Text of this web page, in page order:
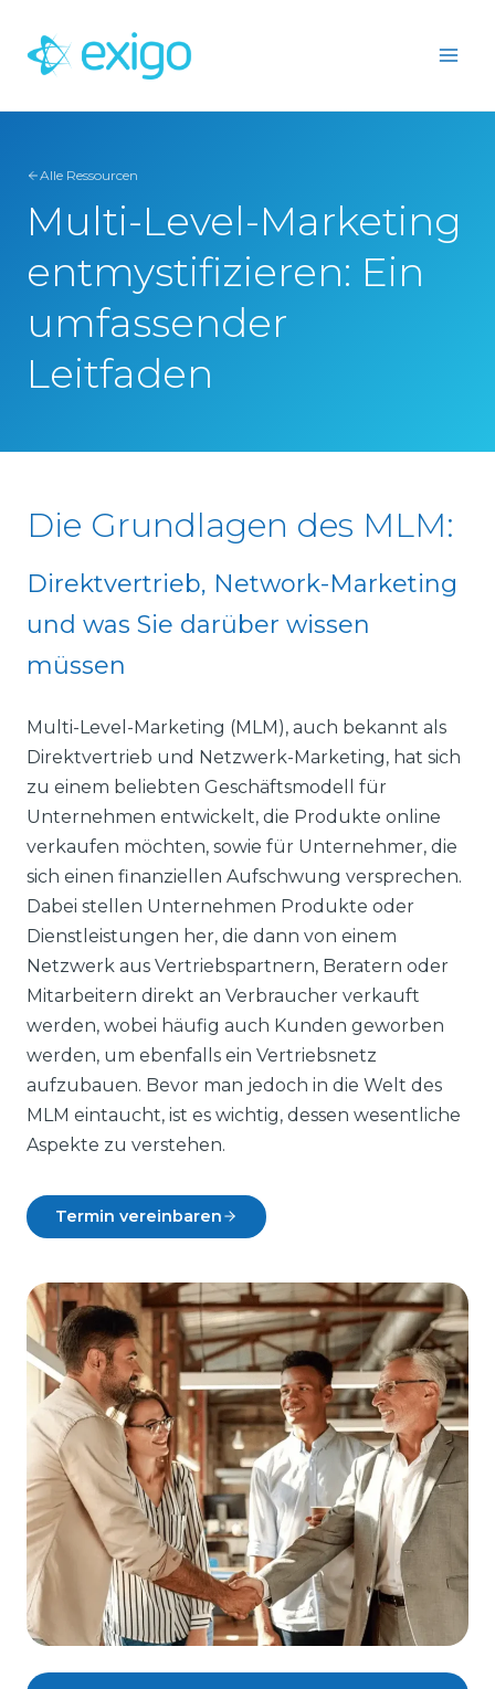
Inhalt
springen
Alle Ressourcen
Multi-Level-Marketing
entmystifizieren: Ein
umfassender
Leitfaden
Die Grundlagen des MLM:
Direktvertrieb, Network-Marketing
und was Sie darüber wissen
müssen
Multi-Level-Marketing (MLM), auch bekannt als
Direktvertrieb und Netzwerk-Marketing, hat sich
zu einem beliebten Geschäftsmodell für
Unternehmen entwickelt, die Produkte online
verkaufen möchten, sowie für Unternehmer, die
sich einen finanziellen Aufschwung versprechen.
Dabei stellen Unternehmen Produkte oder
Dienstleistungen her, die dann von einem
Netzwerk aus Vertriebspartnern, Beratern oder
Mitarbeitern direkt an Verbraucher verkauft
werden, wobei häufig auch Kunden geworben
werden, um ebenfalls ein Vertriebsnetz
aufzubauen. Bevor man jedoch in die Welt des
MLM eintaucht, ist es wichtig, dessen wesentliche
Aspekte zu verstehen.
Termin vereinbaren